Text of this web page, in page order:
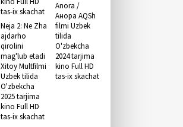
Neja 2: Ne Zha
ajdarho
qirolini
mag'lub etadi
Xitoy Multfilmi
Uzbek tilida
O'zbekcha
2025 tarjima
kino Full HD
tas-ix skachat
Anora /
Анора AQSh
filmi Uzbek
tilida
O'zbekcha
2024 tarjima
kino Full HD
tas-ix skachat